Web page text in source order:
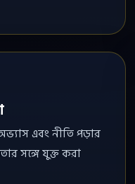
এবং নীতি পড়ার
সঙ্গে যুক্ত করা